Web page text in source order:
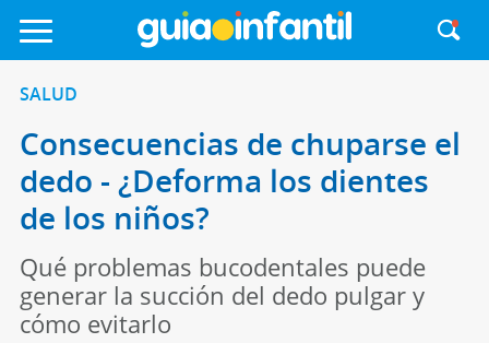
SALUD
Consecuencias de chuparse el
dedo - ¿Deforma los dientes
de los niños?
Qué problemas bucodentales puede
generar la succión del dedo pulgar y
cómo evitarlo